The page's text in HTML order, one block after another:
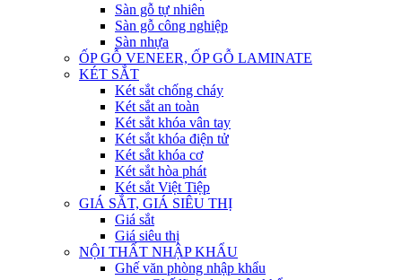
Sàn gỗ tự nhiên
Sàn gỗ công nghiệp
Sàn nhựa
ỐP GỖ VENEER, ỐP GỖ LAMINATE
KÉT SẮT
Két sắt chống cháy
Két sắt an toàn
Két sắt khóa vân tay
Két sắt khóa điện tử
Két sắt khóa cơ
Két sắt hòa phát
Két sắt Việt Tiệp
GIÁ SẮT, GIÁ SIÊU THỊ
Giá sắt
Giá siêu thị
NỘI THẤT NHẬP KHẨU
Ghế văn phòng nhập khẩu